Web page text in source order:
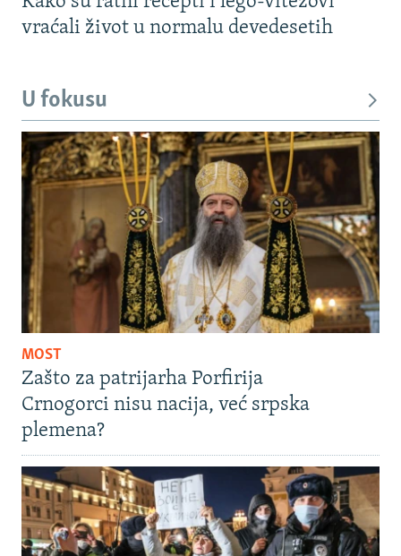
vraćali život u normalu devedesetih
U fokusu
MOST
Zašto za patrijarha Porfirija
Crnogorci nisu nacija, već srpska
plemena?